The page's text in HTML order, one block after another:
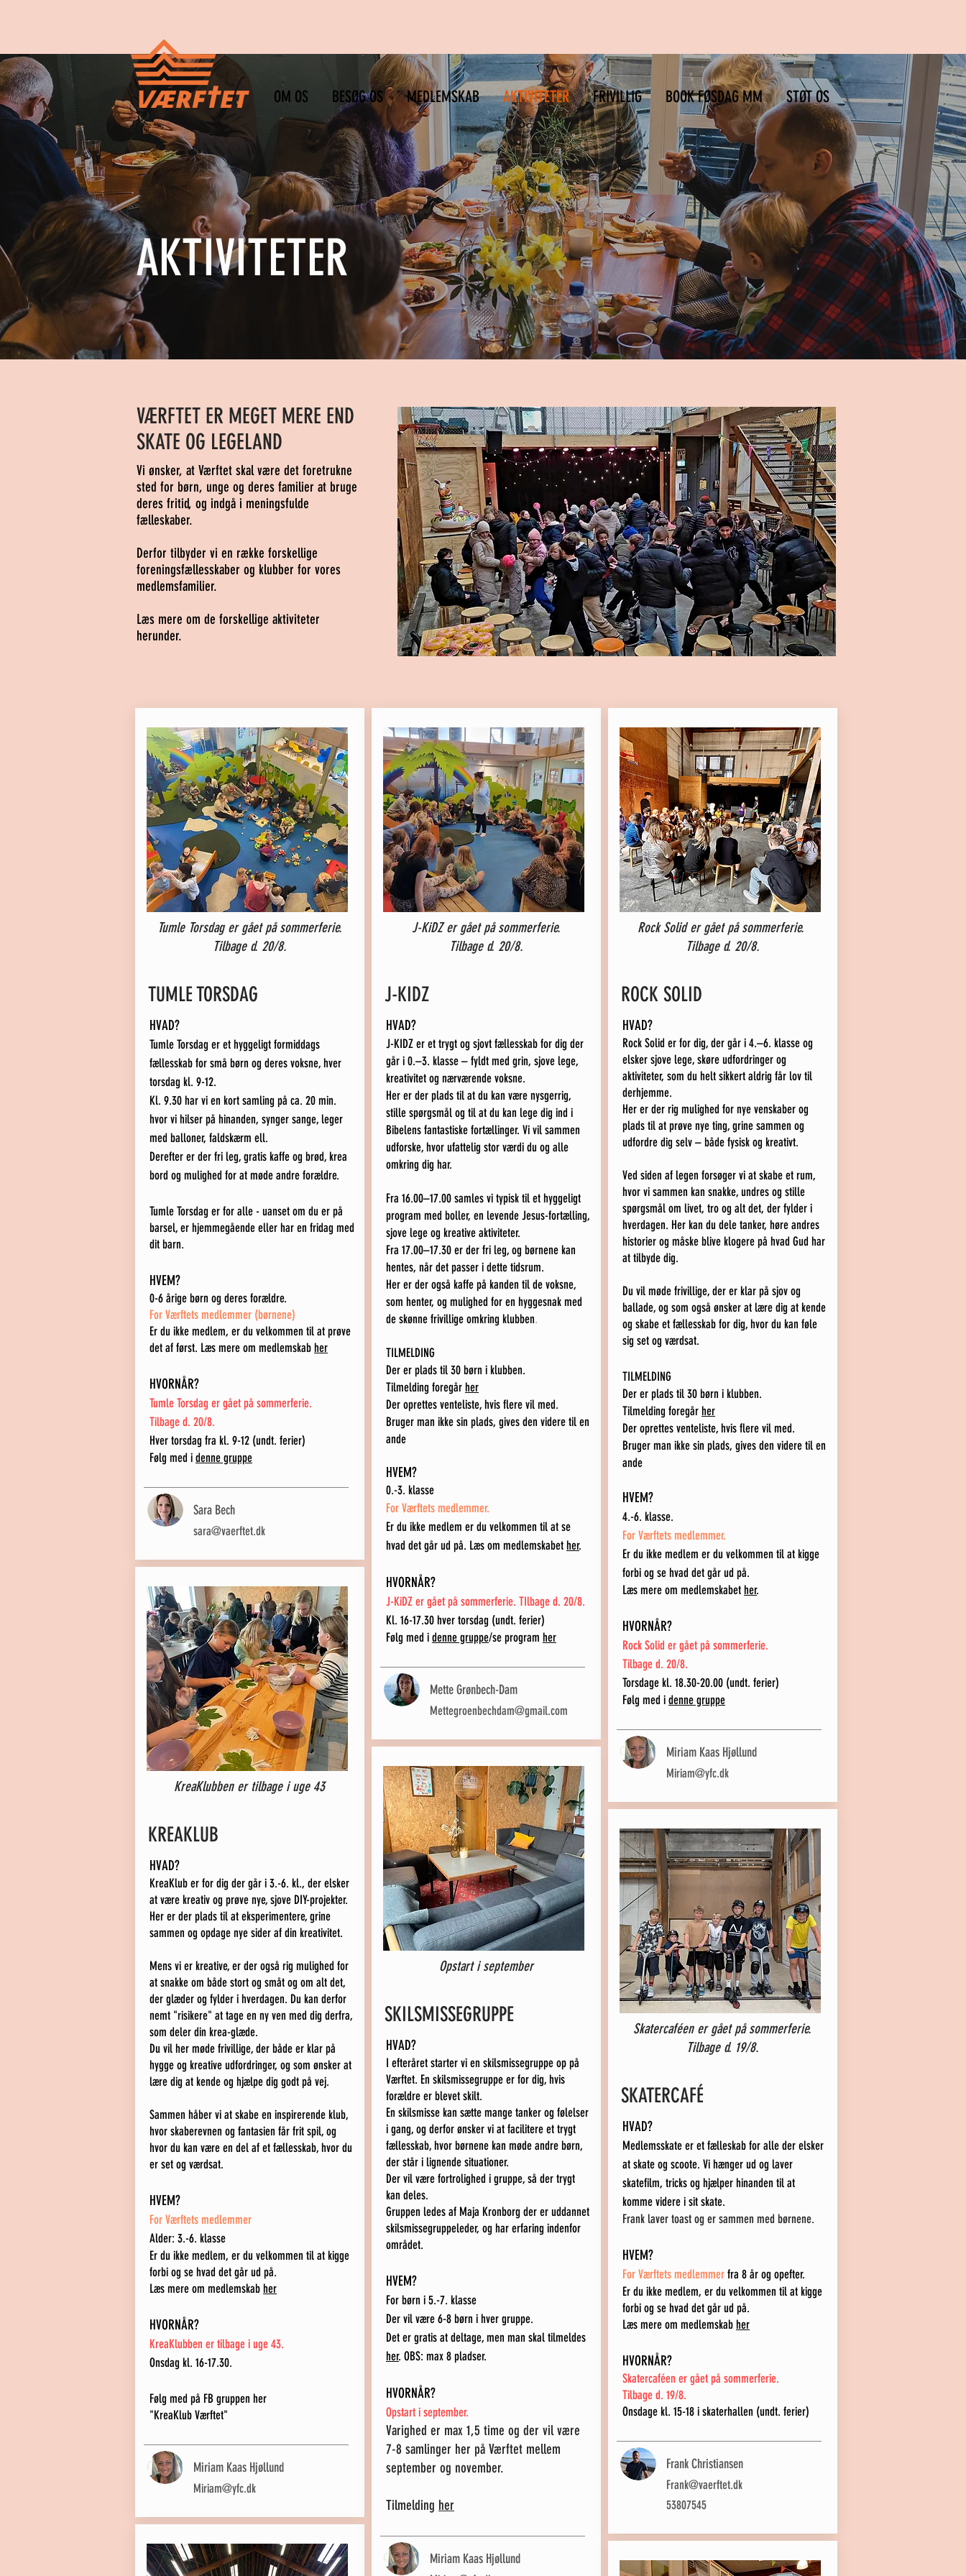
OM OS BESØG OS MEDLEMSKAB AKTIVITETER FRIVILLIG BOOK FØSDAG MM STØT OS
AKTIVITETER
VÆRFTET ER MEGET MERE END
SKATE OG LEGELAND
Vi ønsker, at Værftet skal være det foretrukne
sted for børn, unge og deres familier at bruge
deres fritid, og indgå i meningsfulde
fælleskaber.
Derfor tilbyder vi en række forskellige
foreningsfællesskaber og klubber for vores
medlemsfamilier.
Læs mere om de forskellige aktiviteter
herunder.
Tumle Torsdag er gået på sommerferie.
Tilbage d. 20/8.
TUMLE TORSDAG
HVAD?
Tumle Torsdag er et hyggeligt formiddags
fællesskab for små børn og deres voksne, hver
torsdag kl. 9-12.
Kl. 9.30 har vi en kort samling på ca. 20 min.
hvor vi hilser på hinanden, synger sange, leger
med balloner, faldskærm ell.
Derefter er der fri leg, gratis kaffe og brød, krea
bord og mulighed for at møde andre forældre.
Tumle Torsdag er for alle - uanset om du er på
barsel, er hjemmegående eller har en fridag med
dit barn.
HVEM?
0-6 årige børn og deres forældre.
For Værftets medlemmer (børnene)
Er du ikke medlem, er du velkommen til at prøve
det af først. Læs mere om medlemskab her
HVORNÅR?
Tumle Torsdag er gået på sommerferie.
Tilbage d. 20/8.
Hver torsdag fra kl. 9-12 (undt. ferier)
Følg med i denne gruppe
Sara Bech
sara@vaerftet.dk
KreaKlubben er tilbage i uge 43
KREAKLUB
HVAD?
KreaKlub er for dig der går i 3.-6. kl., der elsker
at være kreativ og prøve nye, sjove DIY-projekter.
Her er der plads til at eksperimentere, grine
sammen og opdage nye sider af din kreativitet.
Mens vi er kreative, er der også rig mulighed for
at snakke om både stort og småt og om alt det,
der glæder og fylder i hverdagen. Du kan derfor
nemt "risikere" at tage en ny ven med dig derfra,
som deler din krea-glæde.
Du vil her møde frivillige, der både er klar på
hygge og kreative udfordringer, og som ønsker at
lære dig at kende og hjælpe dig godt på vej.
Sammen håber vi at skabe en inspirerende klub,
hvor skaberevnen og fantasien får frit spil, og
hvor du kan være en del af et fællesskab, hvor du
er set og værdsat.
HVEM?
For Værftets medlemmer
Alder: 3.-6. klasse
Er du ikke medlem, er du velkommen til at kigge
forbi og se hvad det går ud på.
Læs mere om medlemskab her
HVORNÅR?
KreaKlubben er tilbage i uge 43.
Onsdag kl. 16-17.30.
Følg med på FB gruppen her
"KreaKlub Værftet"
Miriam Kaas Hjøllund
Miriam@yfc.dk
J-KiDZ er gået på sommerferie.
Tilbage d. 20/8.
J-KIDZ
HVAD?
J-KIDZ er et trygt og sjovt fællesskab for dig der
går i 0.–3. klasse – fyldt med grin, sjove lege,
kreativitet og nærværende voksne.
Her er der plads til at du kan være nysgerrig,
stille spørgsmål og til at du kan lege dig ind i
Bibelens fantastiske fortællinger. Vi vil sammen
udforske, hvor ufattelig stor værdi du og alle
omkring dig har.
Fra 16.00–17.00 samles vi typisk til et hyggeligt
program med boller, en levende Jesus-fortælling,
sjove lege og kreative aktiviteter.
Fra 17.00–17.30 er der fri leg, og børnene kan
hentes, når det passer i dette tidsrum.
Her er der også kaffe på kanden til de voksne,
som henter, og mulighed for en hyggesnak med
de skønne frivillige omkring klubben.
TILMELDING
Der er plads til 30 børn i klubben.
Tilmelding foregår her
Der oprettes venteliste, hvis flere vil med.
Bruger man ikke sin plads, gives den videre til en
ande
HVEM?
0.-3. klasse
For Værftets medlemmer.
Er du ikke medlem er du velkommen til at se
hvad det går ud på. Læs om medlemskabet her.
HVORNÅR?
J-KiDZ er gået på sommerferie. TIlbage d. 20/8.
Kl. 16-17.30 hver torsdag (undt. ferier)
Følg med i denne gruppe/se program her
Mette Grønbech-Dam
Mettegroenbechdam@gmail.com
Opstart i september
SKILSMISSEGRUPPE
HVAD?
I efteråret starter vi en skilsmissegruppe op på
Værftet. En skilsmissegruppe er for dig, hvis
forældre er blevet skilt.
En skilsmisse kan sætte mange tanker og følelser
i gang, og derfor ønsker vi at facilitere et trygt
fællesskab, hvor børnene kan møde andre børn,
der står i lignende situationer.
Der vil være fortrolighed i gruppe, så der trygt
kan deles.
Gruppen ledes af Maja Kronborg der er uddannet
skilsmissegruppeleder, og har erfaring indenfor
området.
HVEM?
For børn i 5.-7. klasse
Der vil være 6-8 børn i hver gruppe.
Det er gratis at deltage, men man skal tilmeldes
her. OBS: max 8 pladser.
HVORNÅR?
Opstart i september.
Varighed er max 1,5 time og der vil være
7-8 samlinger her på Værftet mellem
september og november.
Tilmelding her
Miriam Kaas Hjøllund
Rock Solid er gået på sommerferie.
Tilbage d. 20/8.
ROCK SOLID
HVAD?
Rock Solid er for dig, der går i 4.–6. klasse og
elsker sjove lege, skøre udfordringer og
aktiviteter, som du helt sikkert aldrig får lov til
derhjemme.
Her er der rig mulighed for nye venskaber og
plads til at prøve nye ting, grine sammen og
udfordre dig selv – både fysisk og kreativt.
Ved siden af legen forsøger vi at skabe et rum,
hvor vi sammen kan snakke, undres og stille
spørgsmål om livet, tro og alt det, der fylder i
hverdagen. Her kan du dele tanker, høre andres
historier og måske blive klogere på hvad Gud har
at tilbyde dig.
Du vil møde frivillige, der er klar på sjov og
ballade, og som også ønsker at lære dig at kende
og skabe et fællesskab for dig, hvor du kan føle
sig set og værdsat.
TILMELDING
Der er plads til 30 børn i klubben.
Tilmelding foregår her
Der oprettes venteliste, hvis flere vil med.
Bruger man ikke sin plads, gives den videre til en
ande
HVEM?
4.-6. klasse.
For Værftets medlemmer.
Er du ikke medlem er du velkommen til at kigge
forbi og se hvad det går ud på.
Læs mere om medlemskabet her.
HVORNÅR?
Rock Solid er gået på sommerferie.
Tilbage d. 20/8.
Torsdage kl. 18.30-20.00 (undt. ferier)
Følg med i denne gruppe
Miriam Kaas Hjøllund
Miriam@yfc.dk
Skatercaféen er gået på sommerferie.
Tilbage d. 19/8.
SKATERCAFÉ
HVAD?
Medlemsskate er et fælleskab for alle der elsker
at skate og scoote. Vi hænger ud og laver
skatefilm, tricks og hjælper hinanden til at
komme videre i sit skate.
Frank laver toast og er sammen med børnene.
HVEM?
For Værftets medlemmer fra 8 år og opefter.
Er du ikke medlem, er du velkommen til at kigge
forbi og se hvad det går ud på.
Læs mere om medlemskab her
HVORNÅR?
Skatercaféen er gået på sommerferie.
Tilbage d. 19/8.
Onsdage kl. 15-18 i skaterhallen (undt. ferier)
Frank Christiansen
Frank@vaerftet.dk
53807545